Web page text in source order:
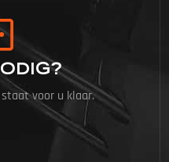
voor u klaar.